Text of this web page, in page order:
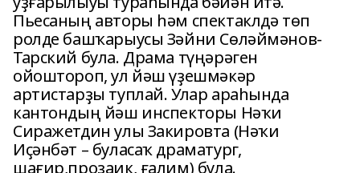
Пьесаның авторы һәм спектаклдә төп
ролде башҡарыусы Зәйни Сөләймәнов-
Тарский була. Драма түңәрәген
ойоштороп, ул йәш үҙешмәкәр
артистарҙы туплай. Улар араһында
кантондың йәш инспекторы Нәҡи
Сиражетдин улы Закировта (Нәҡи
Иҫәнбәт – буласаҡ драматург,
шағир,прозаик, ғалим) була.